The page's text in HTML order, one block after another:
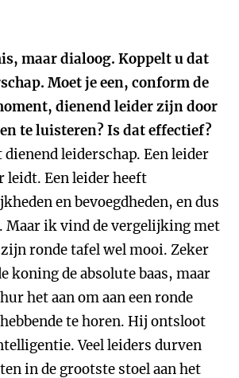
maar dialoog. Koppelt u dat
Moet je een, conform de
dienend leider zijn door
te luisteren? Is dat effectief?
leiderschap. Een leider
leidt. Een leider heeft
en bevoegdheden, en dus
Maar ik vind de vergelijking met
ronde tafel wel mooi. Zeker
koning de absolute baas, maar
het aan om aan een ronde
te horen. Hij ontsloot
Veel leiders durven
in de grootste stoel aan het